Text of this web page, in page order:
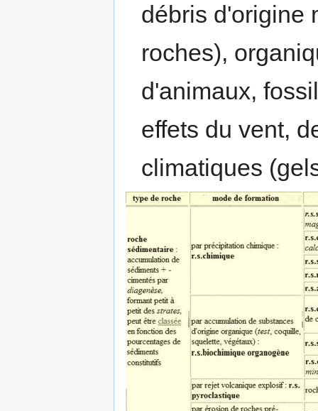
débris d'origine
roches),
d'animaux,
effets du vent,
climatiques